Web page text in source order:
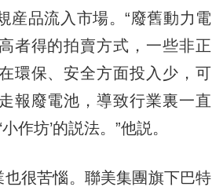
産品流入市場。“廢舊動力電
者得的拍賣方式，一些非正
環保、安全方面投入少，可
報廢電池，導致行業裏一直
作坊’的説法。”他説。
很苦惱。聯美集團旗下巴特